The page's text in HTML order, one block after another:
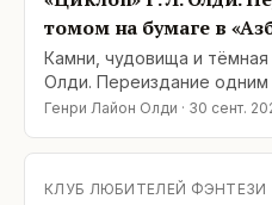
томом на бумаге в
Камни, чудовища и тёмная
Олди. Переиздание
«Азбуке» Дорогие
издательства «Азбука»
«Циклоп» (тёмная
Генри Лайон Олди · 30 сент.
КЛУБ ЛЮБИТЕЛЕЙ ФЭНТЕЗИ